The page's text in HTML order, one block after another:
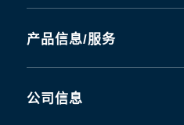
产品信息/服务
公司信息